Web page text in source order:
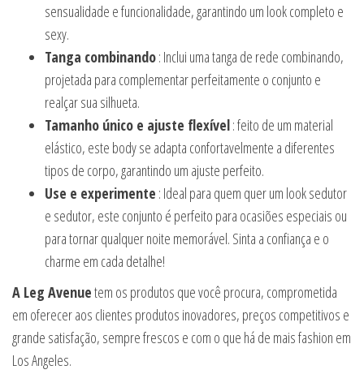
sensualidade e funcionalidade, garantindo um look completo e
sexy.
Tanga combinando: Inclui uma tanga de rede combinando,
projetada para complementar perfeitamente o conjunto e
realçar sua silhueta.
Tamanho único e ajuste flexível: feito de um material
elástico, este body se adapta confortavelmente a diferentes
tipos de corpo, garantindo um ajuste perfeito.
Use e experimente : Ideal para quem quer um look sedutor
e sedutor, este conjunto é perfeito para ocasiões especiais ou
para tornar qualquer noite memorável. Sinta a confiança e o
charme em cada detalhe!
A Leg Avenuetem os produtos que você procura, comprometida
em oferecer aos clientes produtos inovadores, preços competitivos e
grande satisfação, sempre frescos e com o que há de mais fashion em
Los Angeles.